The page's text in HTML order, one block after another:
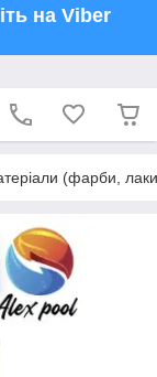
на Viber
(фарби,